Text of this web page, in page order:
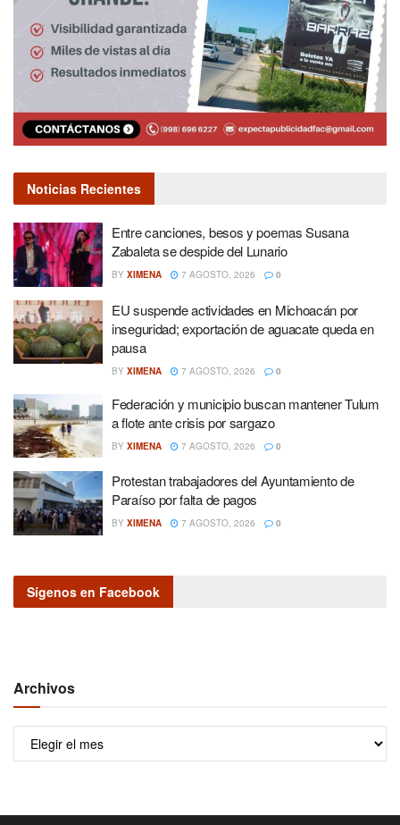
Noticias Recientes
Entre canciones, besos y poemas Susana
Zabaleta se despide del Lunario
BY XIMENA 7 AGOSTO, 2026 0
EU suspende actividades en Michoacán por
inseguridad; exportación de aguacate queda en
pausa
BY XIMENA 7 AGOSTO, 2026 0
Federación y municipio buscan mantener Tulum
a flote ante crisis por sargazo
BY XIMENA 7 AGOSTO, 2026 0
Protestan trabajadores del Ayuntamiento de
Paraíso por falta de pagos
BY XIMENA 7 AGOSTO, 2026 0
Sígenos en Facebook
Archivos